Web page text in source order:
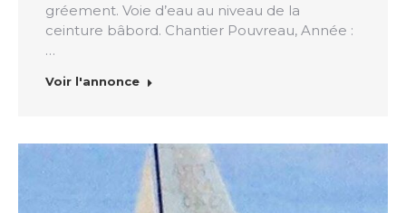
gréement. Voie d’eau au niveau de la
ceinture bâbord. Chantier Pouvreau, Année :
…
Voir l'annonce